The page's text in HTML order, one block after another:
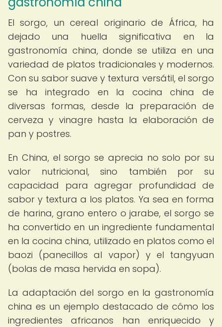
El sorgo, un cereal originario de África, ha
dejado una huella significativa en la
gastronomía china, donde se utiliza en una
variedad de platos tradicionales y modernos.
Con su sabor suave y textura versátil, el sorgo
se ha integrado en la cocina china de
diversas formas, desde la preparación de
cerveza y vinagre hasta la elaboración de
pan y postres.
En China, el sorgo se aprecia no solo por su
valor nutricional, sino también por su
capacidad para agregar profundidad de
sabor y textura a los platos. Ya sea en forma
de harina, grano entero o jarabe, el sorgo se
ha convertido en un ingrediente fundamental
en la cocina china, utilizado en platos como el
baozi (panecillos al vapor) y el tangyuan
(bolas de masa hervida en sopa).
La adaptación del sorgo en la gastronomía
china es un ejemplo destacado de cómo los
ingredientes africanos han enriquecido y